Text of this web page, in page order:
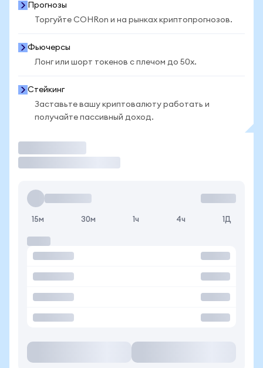
Прогнозы
Торгуйте COHRon и на рынках криптопрогнозов.
Фьючерсы
Лонг или шорт токенов с плечом до 50x.
Стейкинг
Заставьте вашу криптовалюту работать и
получайте пассивный доход.
15м 30м 1ч 4ч 1Д